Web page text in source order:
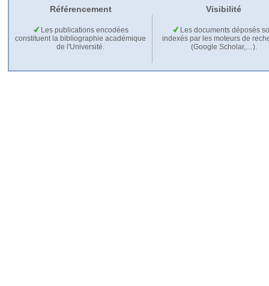
Référencement Visibilité
Les publications encodées
constituent la bibliographie académique
de l'Université.
Les documents déposés
indexés par les moteurs de
(Google Scholar,…).